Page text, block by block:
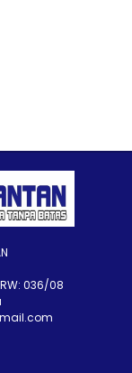
036/08